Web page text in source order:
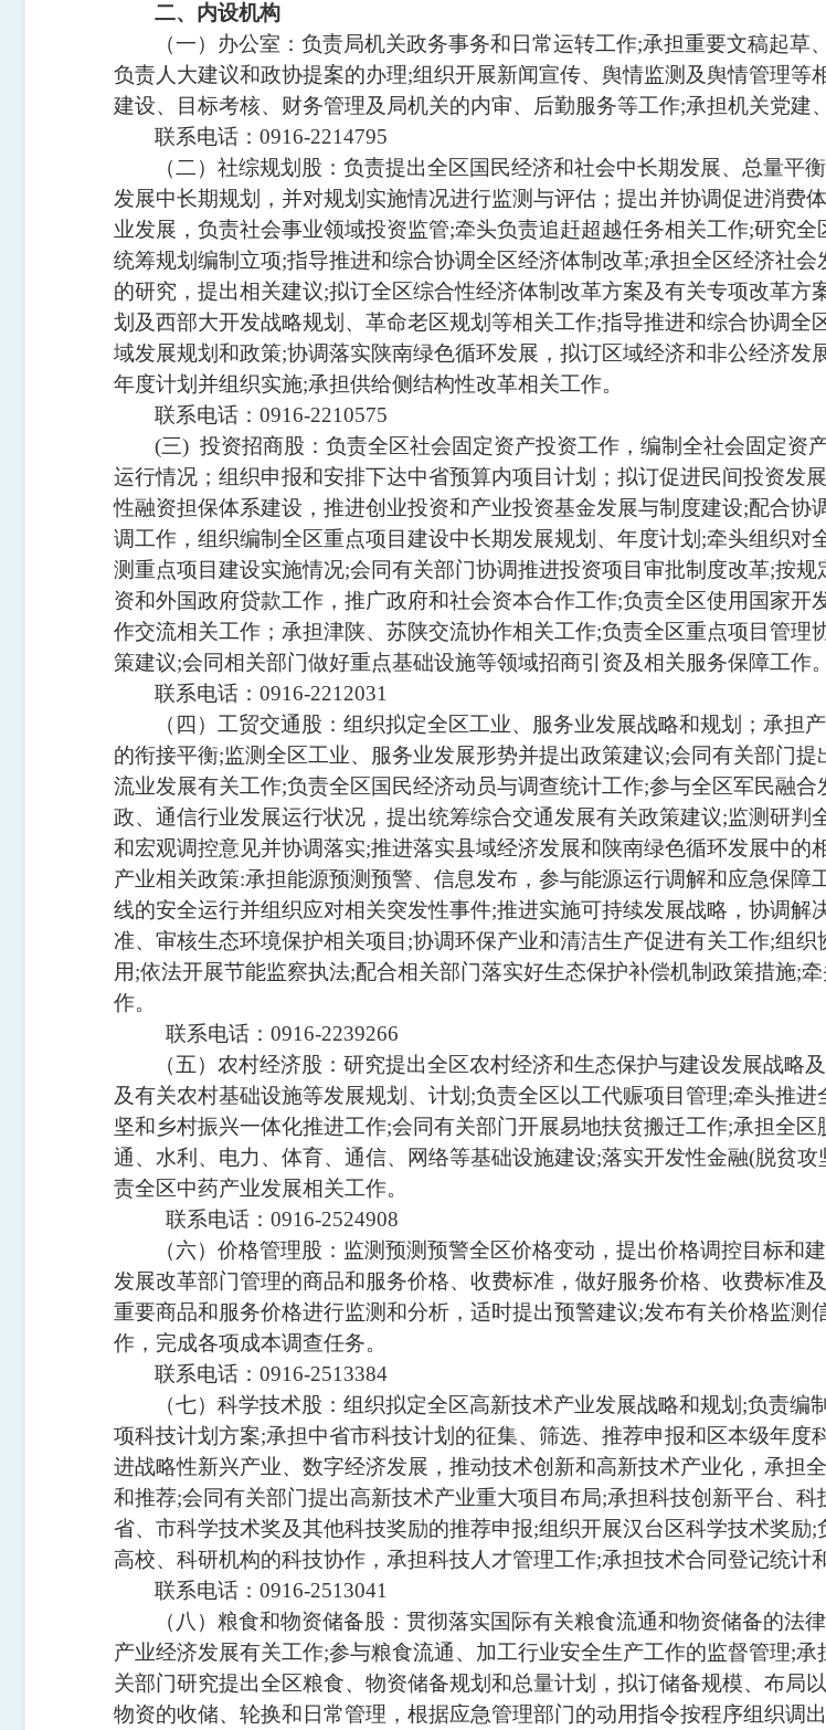
二、内设机构
（一）办公室：负责局机关政务事务和日常运转工作;承担重要文稿起草
负责人大建议和政协提案的办理;组织开展新闻宣传、舆情监测及舆情管理等
建设、目标考核、财务管理及局机关的内审、后勤服务等工作;承担机关党建
联系电话：0916-2214795
（二）社综规划股：负责提出全区国民经济和社会中长期发展、总量
发展中长期规划，并对规划实施情况进行监测与评估；提出并协调促进消费
业发展，负责社会事业领域投资监管;牵头负责追赶超越任务相关工作;研究全
统筹规划编制立项;指导推进和综合协调全区经济体制改革;承担全区经济社会
的研究，提出相关建议;拟订全区综合性经济体制改革方案及有关专项改革方
划及西部大开发战略规划、革命老区规划等相关工作;指导推进和综合协调全
域发展规划和政策;协调落实陕南绿色循环发展，拟订区域经济和非公经济发
年度计划并组织实施;承担供给侧结构性改革相关工作。
联系电话：0916-2210575
(三)投资招商股：负责全区社会固定资产投资工作，编制全社会固定资
运行情况；组织申报和安排下达中省预算内项目计划；拟订促进民间投资发
性融资担保体系建设，推进创业投资和产业投资基金发展与制度建设;配合协
调工作，组织编制全区重点项目建设中长期发展规划、年度计划 ;牵头组织对
测重点项目建设实施情况;会同有关部门协调推进投资项目审批制度改革;按规
资和外国政府贷款工作，推广政府和社会资本合作工作;负责全区使用国家开
作交流相关工作；承担津陕、苏陕交流协作相关工作;负责全区重点项目管理
策建议;会同相关部门做好重点基础设施等领域招商引资及相关服务保障工作。
联系电话：0916-2212031
（四）工贸交通股：组织拟定全区工业、服务业发展战略和规划；承担
的衔接平衡;监测全区工业、服务业发展形势并提出政策建议;会同有关部门提
流业发展有关工作;负责全区国民经济动员与调查统计工作;参与全区军民融合
政、通信行业发展运行状况，提出统筹综合交通发展有关政策建议;监测研判
和宏观调控意见并协调落实;推进落实县域经济发展和陕南绿色循环发展中的
产业相关政策:承担能源预测预警、信息发布，参与能源运行调解和应急保障
线的安全运行并组织应对相关突发性事件;推进实施可持续发展战略，协调解
准、审核生态环境保护相关项目 ;协调环保产业和清洁生产促进有关工作;组织
用;依法开展节能监察执法;配合相关部门落实好生态保护补偿机制政策措施;
作。
联系电话：0916-2239266
（五）农村经济股：研究提出全区农村经济和生态保护与建设发展战
及有关农村基础设施等发展规划、计划 ;负责全区以工代赈项目管理;牵头推进
坚和乡村振兴一体化推进工作;会同有关部门开展易地扶贫搬迁工作;承担全区
通、水利、电力、体育、通信、网络等基础设施建设;落实开发性金融(脱贫攻
责全区中药产业发展相关工作。
联系电话：0916-2524908
（六）价格管理股：监测预测预警全区价格变动，提出价格调控目标和
发展改革部门管理的商品和服务价格、收费标准，做好服务价格、收费标准
重要商品和服务价格进行监测和分析，适时提出预警建议;发布有关价格监测
作，完成各项成本调查任务。
联系电话：0916-2513384
（七）科学技术股：组织拟定全区高新技术产业发展战略和规划 ;负责编
项科技计划方案;承担中省市科技计划的征集、筛选、推荐申报和区本级年
进战略性新兴产业、数字经济发展，推动技术创新和高新技术产业化，承担
和推荐;会同有关部门提出高新技术产业重大项目布局;承担科技创新平台、
省、市科学技术奖及其他科技奖励的推荐申报;组织开展汉台区科学技术奖励;
高校、科研机构的科技协作，承担科技人才管理工作;承担技术合同登记统计
联系电话：0916-2513041
（八）粮食和物资储备股：贯彻落实国际有关粮食流通和物资储备的
产业经济发展有关工作;参与粮食流通、加工行业安全生产工作的监督管理;承
关部门研究提出全区粮食、物资储备规划和总量计划，拟订储备规模、布局
物资的收储、轮换和日常管理，根据应急管理部门的动用指令按程序组织调出